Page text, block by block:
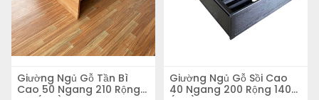
Giường Ngủ Gỗ Tần Bì
Cao 50 Ngang 210 Rộng
Giường Ngủ Gỗ Sồi Cao
40 Ngang 200 Rộng 140